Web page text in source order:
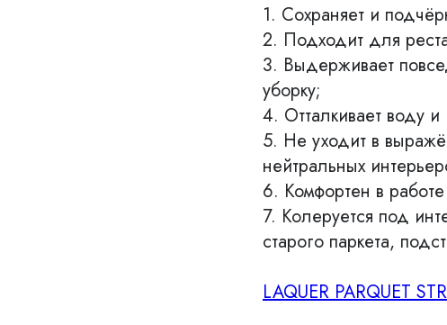
1. Сохраняет и
2. Подходит для
3. Выдерживает
уборку;
4. Отталкивает воду
5. Не уходит в
нейтральных
6. Комфортен в
7. Колеруется под
старого паркета,
LAQUER PARQUET